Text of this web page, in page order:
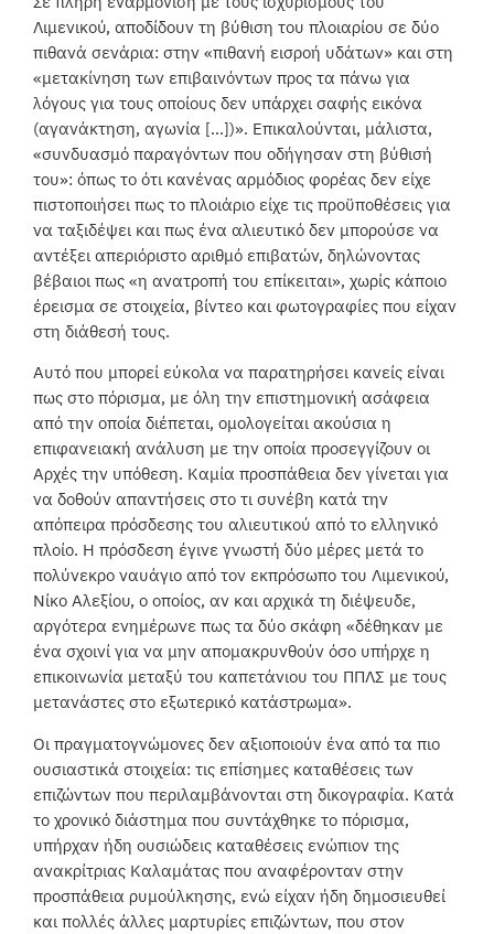
Λιμενικού, αποδίδουν τη βύθιση του πλοιαρίου σε δύο
πιθανά σενάρια: στην «πιθανή εισροή υδάτων» και στη
«μετακίνηση των επιβαινόντων προς τα πάνω για
λόγους για τους οποίους δεν υπάρχει σαφής εικόνα
(αγανάκτηση, αγωνία […])». Επικαλούνται, μάλιστα,
«συνδυασμό παραγόντων που οδήγησαν στη βύθισή
του»: όπως το ότι κανένας αρμόδιος φορέας δεν είχε
πιστοποιήσει πως το πλοιάριο είχε τις προϋποθέσεις για
να ταξιδέψει και πως ένα αλιευτικό δεν μπορούσε να
αντέξει απεριόριστο αριθμό επιβατών, δηλώνοντας
βέβαιοι πως «η ανατροπή του επίκειται», χωρίς κάποιο
έρεισμα σε στοιχεία, βίντεο και φωτογραφίες που είχαν
στη διάθεσή τους.
Αυτό που μπορεί εύκολα να παρατηρήσει κανείς είναι
πως στο πόρισμα, με όλη την επιστημονική ασάφεια
από την οποία διέπεται, ομολογείται ακούσια η
επιφανειακή ανάλυση με την οποία προσεγγίζουν οι
Αρχές την υπόθεση. Καμία προσπάθεια δεν γίνεται για
να δοθούν απαντήσεις στο τι συνέβη κατά την
απόπειρα πρόσδεσης του αλιευτικού από το ελληνικό
πλοίο. Η πρόσδεση έγινε γνωστή δύο μέρες μετά το
πολύνεκρο ναυάγιο από τον εκπρόσωπο του Λιμενικού,
Νίκο Αλεξίου, ο οποίος, αν και αρχικά τη διέψευδε,
αργότερα ενημέρωνε πως τα δύο σκάφη «δέθηκαν με
ένα σχοινί για να μην απομακρυνθούν όσο υπήρχε η
επικοινωνία μεταξύ του καπετάνιου του ΠΠΛΣ με τους
μετανάστες στο εξωτερικό κατάστρωμα».
Οι πραγματογνώμονες δεν αξιοποιούν ένα από τα πιο
ουσιαστικά στοιχεία: τις επίσημες καταθέσεις των
επιζώντων που περιλαμβάνονται στη δικογραφία. Κατά
το χρονικό διάστημα που συντάχθηκε το πόρισμα,
υπήρχαν ήδη ουσιώδεις καταθέσεις ενώπιον της
ανακρίτριας Καλαμάτας που αναφέρονταν στην
προσπάθεια ρυμούλκησης, ενώ είχαν ήδη δημοσιευθεί
και πολλές άλλες μαρτυρίες επιζώντων, που στον